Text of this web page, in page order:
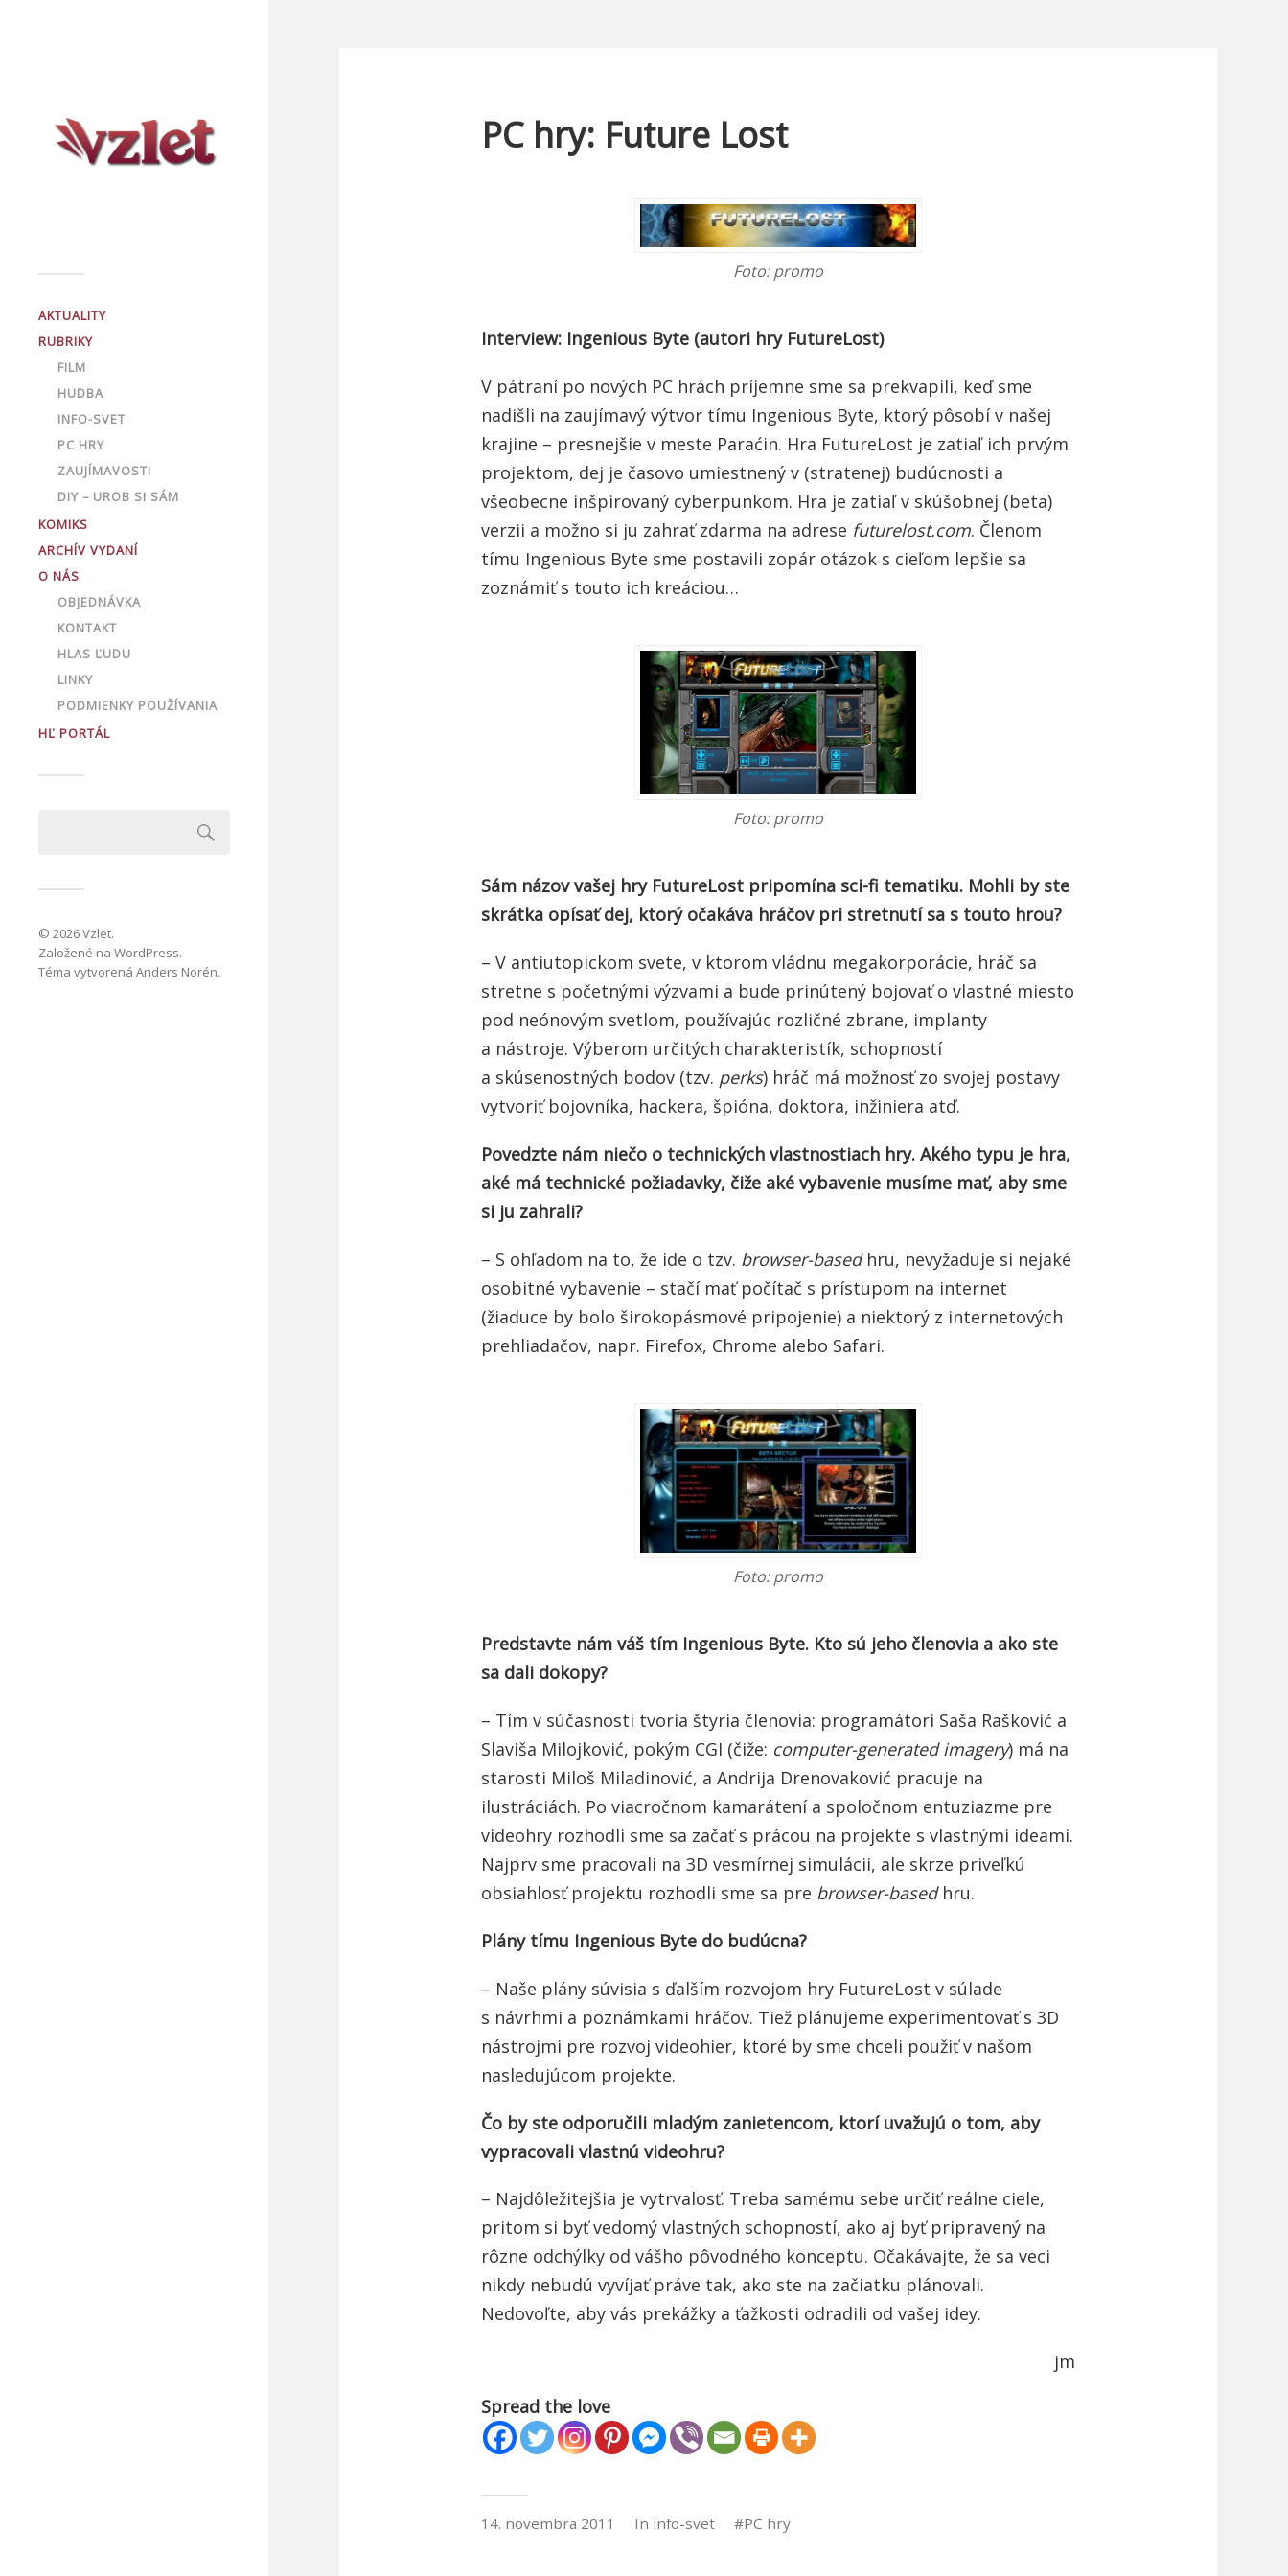
AKTUALITY
RUBRIKY
FILM
HUDBA
INFO-SVET
PC HRY
ZAUJÍMAVOSTI
DIY – UROB SI SÁM
KOMIKS
ARCHÍV VYDANÍ
O NÁS
OBJEDNÁVKA
KONTAKT
HLAS ĽUDU
LINKY
PODMIENKY POUŽÍVANIA
HĽ PORTÁL
© 2026Vzlet.
Založené na WordPress.
Téma vytvorená Anders Norén.
PC hry: Future Lost
Foto: promo
Interview: Ingenious Byte (autori hry FutureLost)
V pátraní po nových PC hrách príjemne sme sa prekvapili, keď sme
nadišli na zaujímavý výtvor tímu Ingenious Byte, ktorý pôsobí v našej
krajine – presnejšie v meste Paraćin. Hra FutureLost je zatiaľ ich prvým
projektom, dej je časovo umiestnený v (stratenej) budúcnosti a
všeobecne inšpirovaný cyberpunkom. Hra je zatiaľ v skúšobnej (beta)
verzii a možno si ju zahrať zdarma na adrese futurelost.com. Členom
tímu Ingenious Byte sme postavili zopár otázok s cieľom lepšie sa
zoznámiť s touto ich kreáciou…
Foto: promo
Sám názov vašej hry FutureLost pripomína sci-fi tematiku. Mohli by ste
skrátka opísať dej, ktorý očakáva hráčov pri stretnutí sa s touto hrou?
– V antiutopickom svete, v ktorom vládnu megakorporácie, hráč sa
stretne s početnými výzvami a bude prinútený bojovať o vlastné miesto
pod neónovým svetlom, používajúc rozličné zbrane, implanty
a nástroje. Výberom určitých charakteristík, schopností
a skúsenostných bodov (tzv. perks) hráč má možnosť zo svojej postavy
vytvoriť bojovníka, hackera, špióna, doktora, inžiniera atď.
Povedzte nám niečo o technických vlastnostiach hry. Akého typu je hra,
aké má technické požiadavky, čiže aké vybavenie musíme mať, aby sme
si ju zahrali?
– S ohľadom na to, že ide o tzv. browser-basedhru, nevyžaduje si nejaké
osobitné vybavenie – stačí mať počítač s prístupom na internet
(žiaduce by bolo širokopásmové pripojenie) a niektorý z internetových
prehliadačov, napr. Firefox, Chrome alebo Safari.
Foto: promo
Predstavte nám váš tím Ingenious Byte. Kto sú jeho členovia a ako ste
sa dali dokopy?
– Tím v súčasnosti tvoria štyria členovia: programátori Saša Rašković a
Slaviša Milojković, pokým CGI (čiže: computer-generated imagery) má na
starosti Miloš Miladinović, a Andrija Drenovaković pracuje na
ilustráciách. Po viacročnom kamarátení a spoločnom entuziazme pre
videohry rozhodli sme sa začať s prácou na projekte s vlastnými ideami.
Najprv sme pracovali na 3D vesmírnej simulácii, ale skrze priveľkú
obsiahlosť projektu rozhodli sme sa pre browser-basedhru.
Plány tímu Ingenious Byte do budúcna?
– Naše plány súvisia s ďalším rozvojom hry FutureLost v súlade
s návrhmi a poznámkami hráčov. Tiež plánujeme experimentovať s 3D
nástrojmi pre rozvoj videohier, ktoré by sme chceli použiť v našom
nasledujúcom projekte.
Čo by ste odporučili mladým zanietencom, ktorí uvažujú o tom, aby
vypracovali vlastnú videohru?
– Najdôležitejšia je vytrvalosť. Treba samému sebe určiť reálne ciele,
pritom si byť vedomý vlastných schopností, ako aj byť pripravený na
rôzne odchýlky od vášho pôvodného konceptu. Očakávajte, že sa veci
nikdy nebudú vyvíjať práve tak, ako ste na začiatku plánovali.
Nedovoľte, aby vás prekážky a ťažkosti odradili od vašej idey.
jm
Spread the love
14. novembra 2011 In info-svet PC hry